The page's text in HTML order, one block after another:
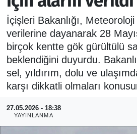
İçişleri Bakanlığı,
verilerine dayanarak 28
birçok kentte gök gürültülü
beklendiğini duyurdu.
sel, yıldırım, dolu ve
karşı dikkatli olmaları
27.05.2026 - 18:38
YAYINLANMA
SİYASET
SPOR
ASAYİŞ
Tüm Manşetler
Son Dakika Haberleri
Haber Arşivi